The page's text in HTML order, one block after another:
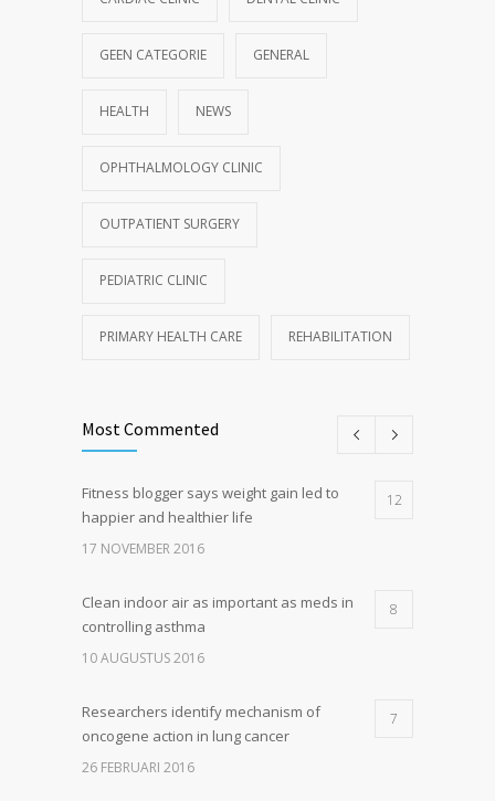
GEEN CATEGORIE GENERAL
HEALTH NEWS
OPHTHALMOLOGY CLINIC
OUTPATIENT SURGERY
PEDIATRIC CLINIC
PRIMARY HEALTH CARE REHABILITATION
Most Commented
Fitness blogger says weight gain led to
happier and healthier life
12
17 NOVEMBER 2016
Clean indoor air as important as meds in
controlling asthma
8
10 AUGUSTUS 2016
Researchers identify mechanism of
oncogene action in lung cancer
7
26 FEBRUARI 2016